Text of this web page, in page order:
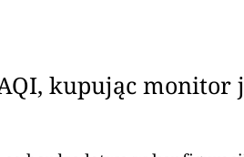
kupując monitor